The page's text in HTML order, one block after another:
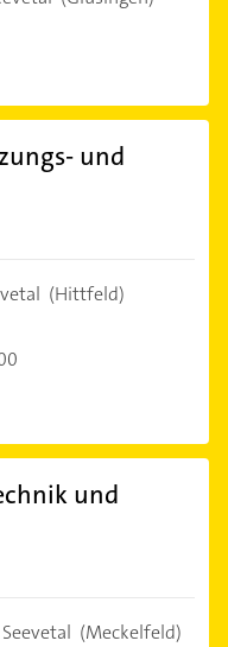
und
(Hittfeld)
und
(Meckelfeld)